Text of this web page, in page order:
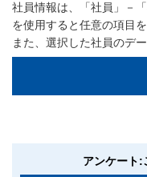
社員情報は、「社員」－
を使用すると任意の項目
また、選択した社員のデ
アンケート: